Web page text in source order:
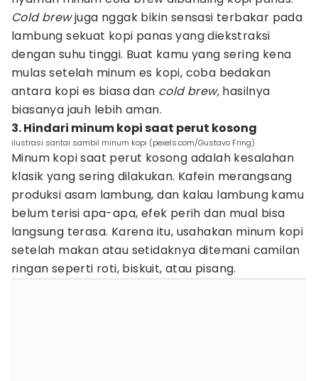
Cold brewjuga nggak bikin sensasi terbakar pada
lambung sekuat kopi panas yang diekstraksi
dengan suhu tinggi. Buat kamu yang sering kena
mulas setelah minum es kopi, coba bedakan
antara kopi es biasa dan cold brew, hasilnya
biasanya jauh lebih aman.
3. Hindari minum kopi saat perut kosong
ilustrasi santai sambil minum kopi (pexels.com/Gustavo Fring)
Minum kopi saat perut kosong adalah kesalahan
klasik yang sering dilakukan. Kafein merangsang
produksi asam lambung, dan kalau lambung kamu
belum terisi apa-apa, efek perih dan mual bisa
langsung terasa. Karena itu, usahakan minum kopi
setelah makan atau setidaknya ditemani camilan
ringan seperti roti, biskuit, atau pisang.